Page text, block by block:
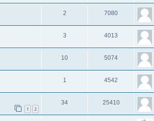
2 7080
3 4013
10 5074
1 4542
1 2
34 25410